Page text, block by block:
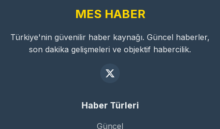
MES HABER
Türkiye'nin güvenilir haber kaynağı. Güncel haberler,
son dakika gelişmeleri ve objektif habercilik.
Haber Türleri
Güncel